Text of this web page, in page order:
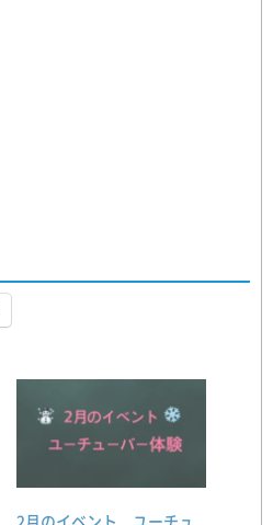
2月のイベント ユーチュ